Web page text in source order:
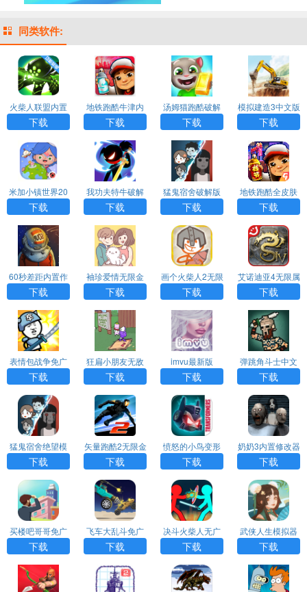
同类软件:
火柴人联盟内置
功能菜单下载
下载
地铁跑酷牛津内
购版内置菜单
下载
汤姆猫跑酷破解
版下载免费
下载
模拟建造3中文版
无限金币无限等
级
下载
米加小镇世界20
26最新版破解版
无广告
下载
我功夫特牛破解
版下载安装
下载
猛鬼宿舍破解版
MOD菜单下载
下载
地铁跑酷全皮肤
全滑板全背饰中
文版
下载
60秒差距内置作
弊菜单手机版
下载
袖珍爱情无限金
币钞票游戏APP
下载
画个火柴人2无限
生命版无敌版
下载
艾诺迪亚4无限属
性点技能点
下载
表情包战争免广
告无限金币钻石
下载
狂扁小朋友无敌
版手机版
下载
imvu最新版
下载
弹跳角斗士中文
无限金币
下载
猛鬼宿舍绝望模
式内置菜单版
下载
矢量跑酷2无限金
币版
下载
愤怒的小鸟变形
金刚无限金币钻
石版
下载
奶奶3内置修改器
mod
下载
买楼吧哥哥免广
告版
下载
飞车大乱斗免广
告无限金币版
下载
决斗火柴人无广
告无限钻石无限
金币
下载
武侠人生模拟器
下载